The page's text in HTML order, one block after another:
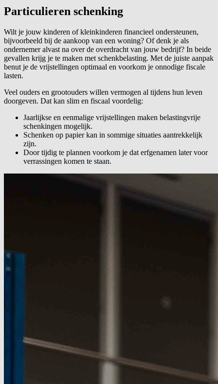
Particulieren schenking
Wilt je jouw kinderen of kleinkinderen financieel ondersteunen,
bijvoorbeeld bij de aankoop van een woning? Of denk je als
ondernemer alvast na over de overdracht van jouw bedrijf? In beide
gevallen krijg je te maken met schenkbelasting. Met de juiste aanpak
benut je de vrijstellingen optimaal en voorkom je onnodige fiscale
lasten.
Veel ouders en grootouders willen vermogen al tijdens hun leven
doorgeven. Dat kan slim en fiscaal voordelig:
Jaarlijkse en eenmalige vrijstellingen maken belastingvrije
schenkingen mogelijk.
Schenken op papier kan in sommige situaties aantrekkelijk
zijn.
Door tijdig te plannen voorkom je dat erfgenamen later voor
verrassingen komen te staan.